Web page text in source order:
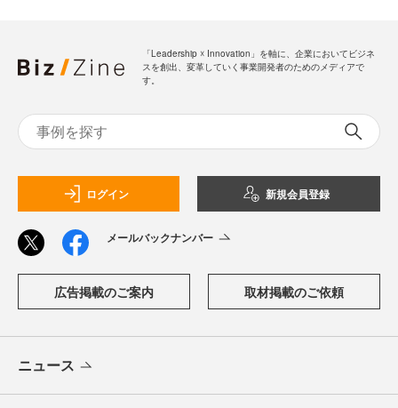
「Leadership ☓ Innovation」を軸に、企業においてビジネ
スを創出、変革していく事業開発者のためのメディアで
す。
ログイン 新規会員登録
メールバックナンバー
広告掲載のご案内 取材掲載のご依頼
ニュース